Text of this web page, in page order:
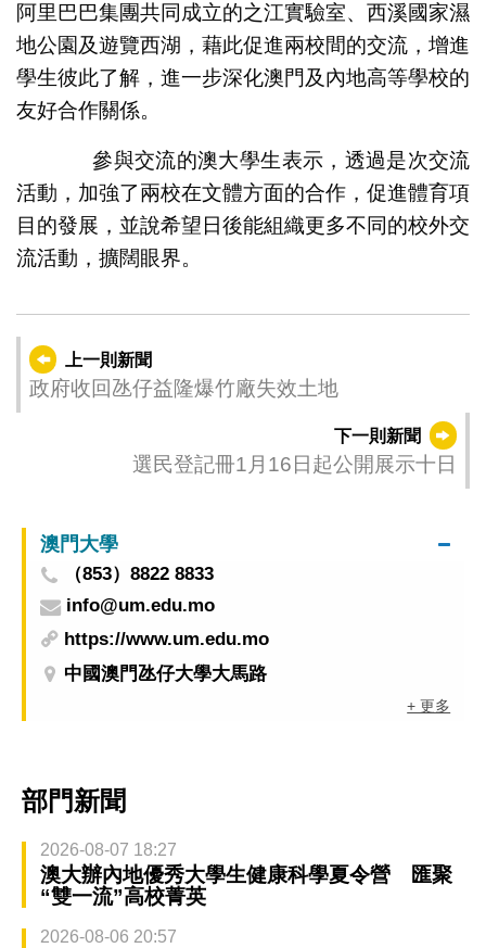
阿里巴巴集團共同成立的之江實驗室、西溪國家濕
地公園及遊覽西湖，藉此促進兩校間的交流，增進
學生彼此了解，進一步深化澳門及內地高等學校的
友好合作關係。
參與交流的澳大學生表示，透過是次交流
活動，加強了兩校在文體方面的合作，促進體育項
目的發展，並說希望日後能組織更多不同的校外交
流活動，擴闊眼界。
上一則新聞
政府收回氹仔益隆爆竹廠失效土地
下一則新聞
選民登記冊1月16日起公開展示十日
澳門大學
（853）8822 8833
info@um.edu.mo
https://www.um.edu.mo
中國澳門氹仔大學大馬路
+ 更多
部門新聞
2026-08-07 18:27
澳大辦內地優秀大學生健康科學夏令營 匯聚
“雙一流”高校菁英
2026-08-06 20:57